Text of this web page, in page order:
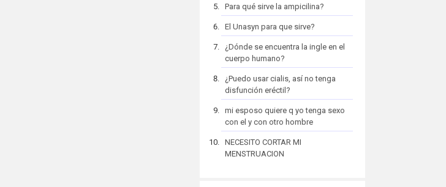
Para qué sirve la ampicilina?
El Unasyn para que sirve?
¿Dónde se encuentra la ingle en el
cuerpo humano?
¿Puedo usar cialis, así no tenga
disfunción eréctil?
mi esposo quiere q yo tenga sexo
con el y con otro hombre
NECESITO CORTAR MI
MENSTRUACION